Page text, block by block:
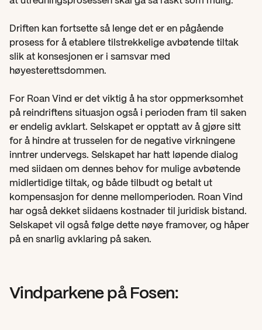
Driften kan fortsette så lenge det er en pågående
prosess for å etablere tilstrekkelige avbøtende tiltak
slik at konsesjonen er i samsvar med
høyesterettsdommen.
For Roan Vind er det viktig å ha stor oppmerksomhet
på reindriftens situasjon også i perioden fram til saken
er endelig avklart. Selskapet er opptatt av å gjøre sitt
for å hindre at trusselen for de negative virkningene
inntrer undervegs. Selskapet har hatt løpende dialog
med siidaen om dennes behov for mulige avbøtende
midlertidige tiltak, og både tilbudt og betalt ut
kompensasjon for denne mellomperioden. Roan Vind
har også dekket siidaens kostnader til juridisk bistand.
Selskapet vil også følge dette nøye framover, og håper
på en snarlig avklaring på saken.
Vindparkene på Fosen: